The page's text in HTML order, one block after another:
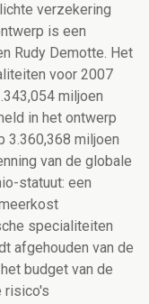
verzekering
is een
Rudy Demotte. Het
voor 2007
miljoen
in het ontwerp
3.360,368 miljoen
van de globale
statuut: een
specialiteiten
afgehouden van de
budget van de
risico's